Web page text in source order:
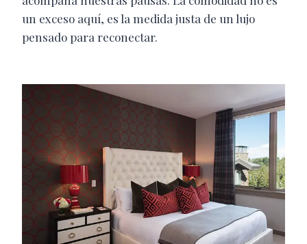
un exceso aquí, es la medida justa de un lujo
pensado para reconectar.